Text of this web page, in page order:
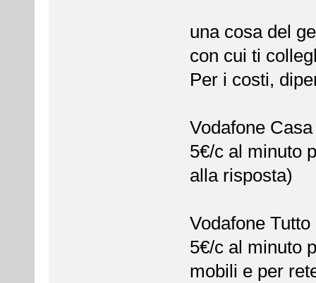
una cosa del
con cui ti
Per i costi,
Vodafone
5€/c al minuto
alla risposta)
Vodafone
5€/c al minuto
mobili e per